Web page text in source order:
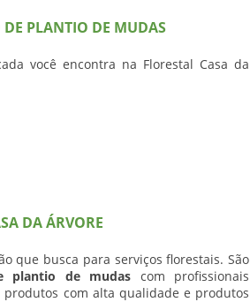
PLANTIO DE MUDAS
você encontra na Florestal Casa da
DA ÁRVORE
que busca para serviços florestais. São
plantio de mudas com profissionais
com alta qualidade e produtos